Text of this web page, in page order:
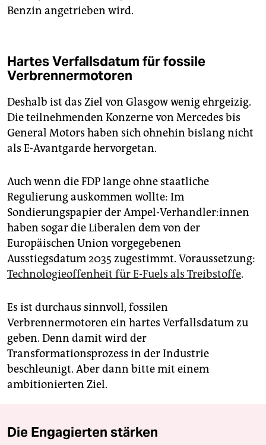
Benzin angetrieben wird.
Hartes Verfallsdatum für fossile
Verbrennermotoren
Deshalb ist das Ziel von Glasgow wenig ehrgeizig.
Die teilnehmenden Konzerne von Mercedes bis
General Motors haben sich ohnehin bislang nicht
als E-Avantgarde hervorgetan.
Auch wenn die FDP lange ohne staatliche
Regulierung auskommen wollte: Im
Sondierungspapier der Ampel-Verhandler:innen
haben sogar die Liberalen dem von der
Europäischen Union vorgegebenen
Ausstiegsdatum 2035 zugestimmt. Voraussetzung:
Technologieoffenheit für E-Fuels als Treibstoffe.
Es ist durchaus sinnvoll, fossilen
Verbrennermotoren ein hartes Verfallsdatum zu
geben. Denn damit wird der
Transformationsprozess in der Industrie
beschleunigt. Aber dann bitte mit einem
ambitionierten Ziel.
Die Engagierten stärken